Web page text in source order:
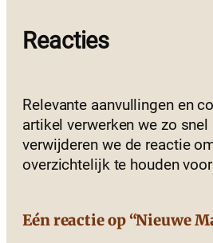
Reacties
Relevante aanvullingen en
artikel verwerken we zo
verwijderen we de reactie
overzichtelijk te houden
Eén reactie op “Nieuwe